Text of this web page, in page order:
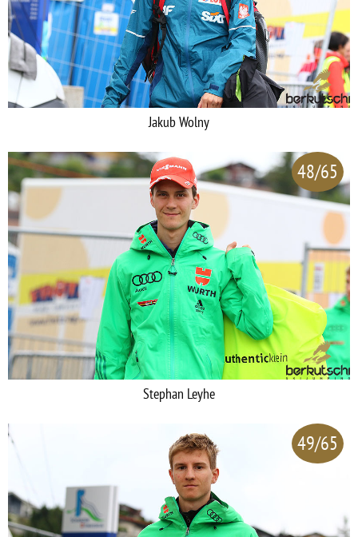
Jakub Wolny
48/65
Stephan Leyhe
49/65